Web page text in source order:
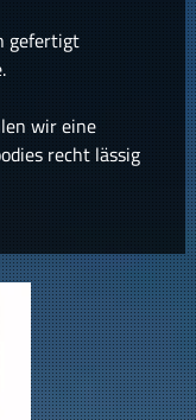
gefertigt
wir eine
recht lässig